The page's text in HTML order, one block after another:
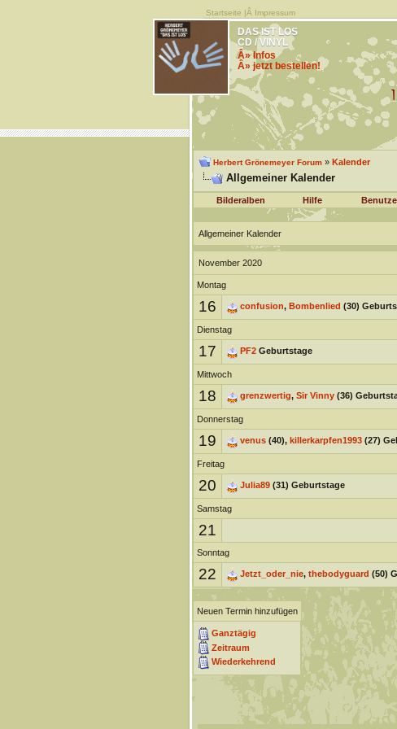
Startseite |Â Impressum
DAS IST LOS
CD / VINYL
Â» Infos
Â» jetzt bestellen!
Herbert Grönemeyer Forum» Kalender
Allgemeiner Kalender
Bilderalben Hilfe
Allgemeiner Kalender
November 2020
Montag
16 confusion, Bombenlied (30)
Dienstag
17 PF2Geburtstage
Mittwoch
18 grenzwertig, Sir Vinny(36)
Donnerstag
19 venus(40), killerkarpfen1993(27)
Freitag
20 Julia89(31) Geburtstage
Samstag
21
Sonntag
22 Jetzt_oder_nie, thebodyguard (50)
Neuen Termin hinzufügen
Ganztägig
Zeitraum
Wiederkehrend